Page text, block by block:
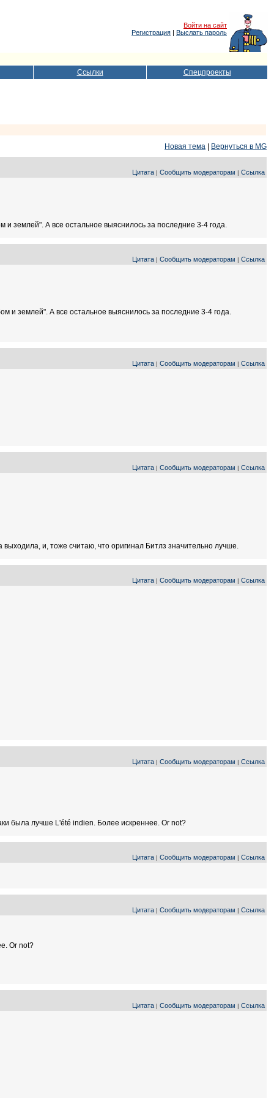
Войти на сайт
Регистрация | Выслать пароль
Ссылки Спецпроекты
Новая тема
Вернуться в MG
Цитата | Сообщить модераторам | Ссылка
землей". А все остальное выяснилось за последние 3-4 года.
Цитата | Сообщить модераторам | Ссылка
и землей". А все остальное выяснилось за последние 3-4 года.
Цитата | Сообщить модераторам | Ссылка
Цитата | Сообщить модераторам | Ссылка
и, тоже считаю, что оригинал Битлз значительно лучше.
Цитата | Сообщить модераторам | Ссылка
Цитата | Сообщить модераторам | Ссылка
была лучше L'été indien. Более искреннее. Or not?
Цитата | Сообщить модераторам | Ссылка
Цитата | Сообщить модераторам | Ссылка
Or not?
Цитата | Сообщить модераторам | Ссылка